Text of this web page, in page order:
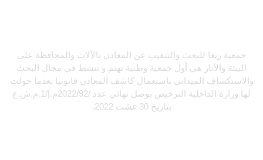
جمعية ريغا للبحث والتنقيب عن المعادن بالآلات والمحافظة على
البيئة والآثار هي أول جمعية وطنية تهتم و تنشط في مجال البحث
والاستكشاف الميداني باستعمال كاشف المعادن قانونيا بعدما خولت
لها وزارة الداخلية الترخيص بوصل نهائي عدد /2022/92م.إ/1.م.ش.ع
بتاريخ 30 غشت 2022.